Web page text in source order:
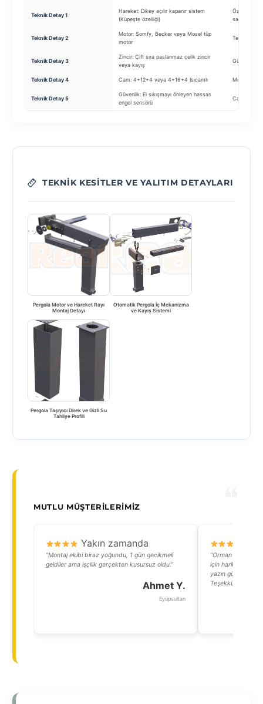
Teknik Detay 1
Hareket: Dikey açılır kapanır sistem
(Küpeşte özelliği)
Özel
sağlayan
Teknik Detay 2
Motor: Somfy, Becker veya Mosel tüp
motor
Temizlik:
Teknik Detay 3
Zincir: Çift sıra paslanmaz çelik zincir
veya kayış
Güvenlik:
Teknik Detay 4 Cam: 4+12+4 veya 4+16+4 Isıcamlı Motor:
Teknik Detay 5
Güvenlik: El sıkışmayı önleyen hassas
engel sensörü
Cam:
TEKNIK KESITLER VE YALITIM DETAYLARI
Pergola Motor ve Hareket Rayı
Montaj Detayı
Otomatik Pergola İç Mekanizma
ve Kayış Sistemi
Pergola Taşıyıcı Direk ve Gizli Su
Tahliye Profili
MUTLU MÜŞTERILERIMIZ
Yakın zamanda
“Montaj ekibi biraz yoğundu, 1 gün gecikmeli
geldiler ama işçilik gerçekten kusursuz oldu.”
Ahmet Y.
Eyüpsultan
“Orman
için harika bir
yazın güneşten,
Teşekkürler!”